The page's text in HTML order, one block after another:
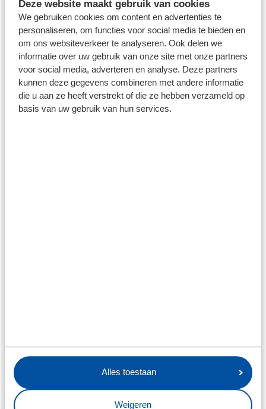
Deze website maakt gebruik van cookies
We gebruiken cookies om content en advertenties te
personaliseren, om functies voor social media te bieden en
om ons websiteverkeer te analyseren. Ook delen we
informatie over uw gebruik van onze site met onze partners
voor social media, adverteren en analyse. Deze partners
kunnen deze gegevens combineren met andere informatie
die u aan ze heeft verstrekt of die ze hebben verzameld op
basis van uw gebruik van hun services.
Alles toestaan
Weigeren